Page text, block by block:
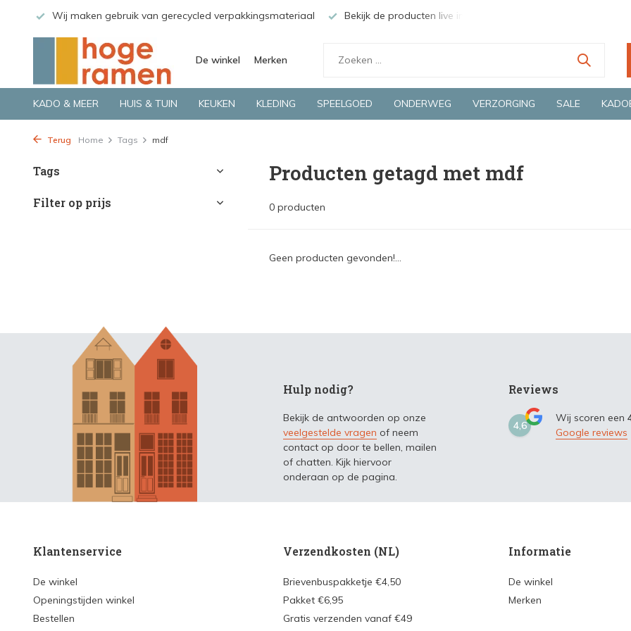
Wij maken gebruik van gerecycled verpakkingsmateriaal Bekijk de producten live in onze winkel in Deventer
De winkel Merken
KADO & MEER HUIS & TUIN KEUKEN KLEDING SPEELGOED ONDERWEG VERZORGING SALE
Terug Home Tags mdf
Tags
Filter op prijs
Producten getagd met mdf
0 producten
Geen producten gevonden!...
Hulp nodig?
Bekijk de antwoorden op onze
veelgestelde vragen of neem
contact op door te bellen, mailen
of chatten. Kijk hiervoor
onderaan op de pagina.
Reviews
4,6
Wij scoren een
Google reviews
Klantenservice
De winkel
Openingstijden winkel
Bestellen
Verzendkosten (NL)
Brievenbuspakketje €4,50
Pakket €6,95
Gratis verzenden vanaf €49
Informatie
De winkel
Merken